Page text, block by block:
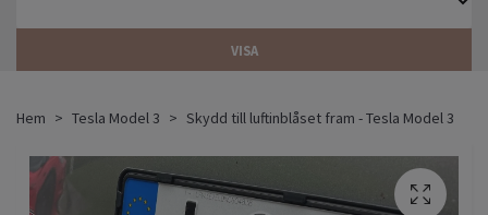
VISA
Hem Tesla Model 3 Skydd till luftinblåset fram - Tesla Model 3